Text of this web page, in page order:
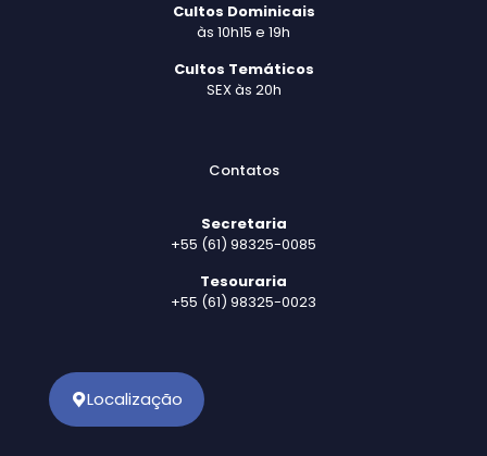
Cultos Dominicais
às 10h15 e 19h
Cultos Temáticos
SEX às 20h
Contatos
Secretaria
+55 (61) 98325-0085
Tesouraria
+55 (61) 98325-0023
Localização